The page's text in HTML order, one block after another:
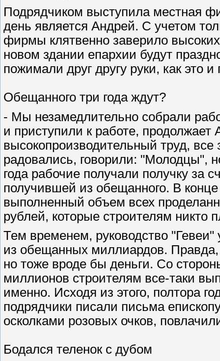
Подрядчиком выступила местная
день является Андрей. С учетом
фирмы клятвенно заверило
новом здании епархии будут
пожимали друг другу руки, как это
Обещанного три года ждут?
- Мы незамедлительно собрали
и приступили к работе,
высокопроизводительный труд,
радовались, говорили: "Молодцы",
года рабочие получали получку за
получившей из обещанного. В
выполненный объем всех
рублей, которые строителям никто
Тем временем, руководство "Гевеи"
из обещанных миллиардов.
но тоже вроде бы деньги. Со
миллионов строителям все-таки
именно. Исходя из этого, полтора
подрядчики писали письма
осколками розовых очков,
Бодался теленок с дубом